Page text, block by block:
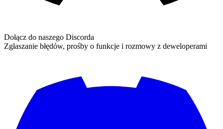
Dołącz do naszego Discorda
Zgłaszanie błędów, prośby o funkcje i rozmowy z deweloperami